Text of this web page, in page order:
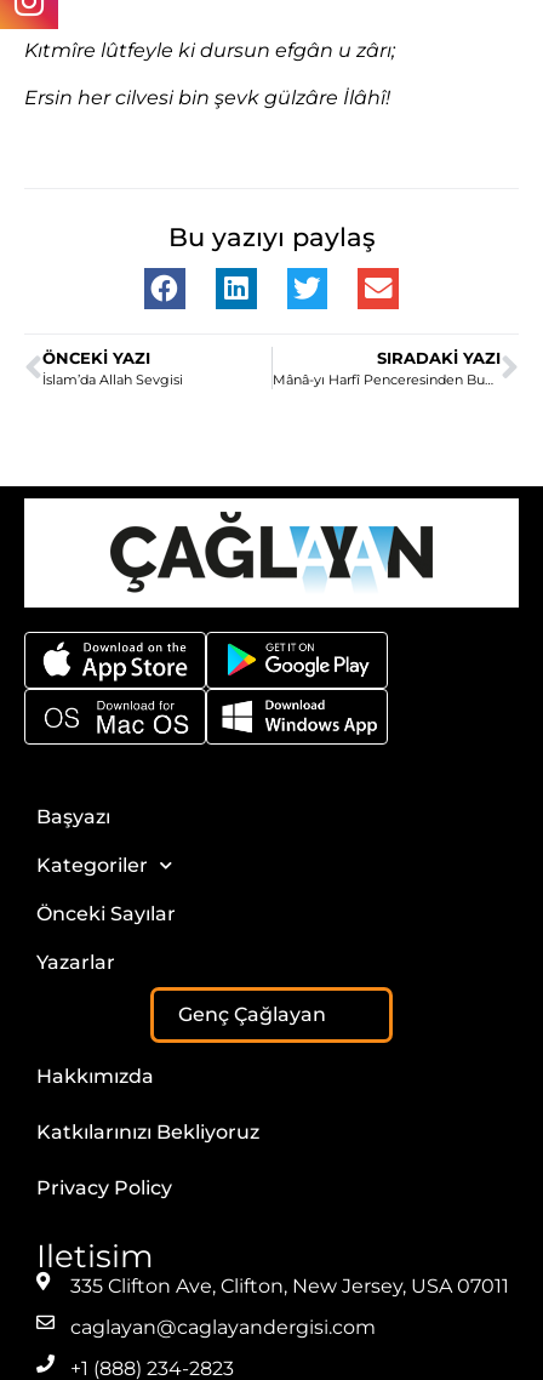
Kıtmîre lûtfeyle ki dursun efgân u zârı;
Ersin her cilvesi bin şevk gülzâre İlâhî!
Bu yazıyı paylaş
ÖNCEKI YAZI
İslam’da Allah Sevgisi
SIRADAKI YAZI
Mânâ-yı Harfî Penceresinden Buber’in Diyalog Felsefesi
Başyazı
Kategoriler
Önceki Sayılar
Yazarlar
Genç Çağlayan
Hakkımızda
Katkılarınızı Bekliyoruz
Privacy Policy
Iletisim
335 Clifton Ave, Clifton, New Jersey, USA 07011
caglayan@caglayandergisi.com
+1 (888) 234-2823